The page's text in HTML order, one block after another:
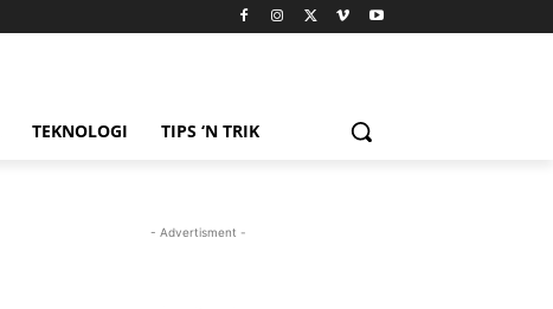
TEKNOLOGI TIPS ‘N TRIK
- Advertisment -